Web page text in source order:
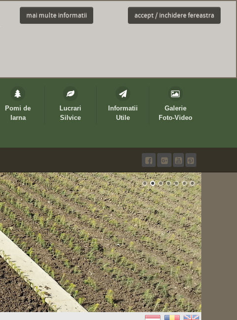
mai multe informatii accept / inchidere fereastra
Pomi de
Iarna
Lucrari
Silvice
Informatii
Utile
Galerie
Foto-Video